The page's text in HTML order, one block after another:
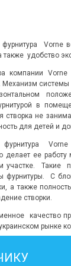
фурнитура Vorne
также удобство
компании
Механизм системы
в
створка не
для детей и
фурнитура Vorne
ее
участке. Такие
С
а также
створки.
качество
рынке